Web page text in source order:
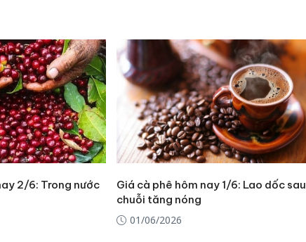
2/6: Trong nước
Giá cà phê hôm nay 1/6: Lao dốc sau
chuỗi tăng nóng
01/06/2026